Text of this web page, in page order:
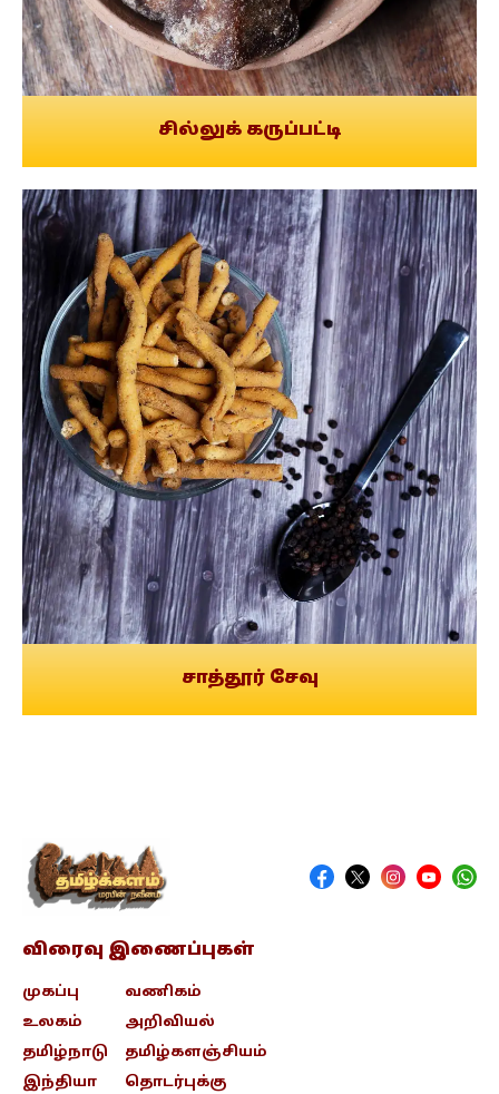
சில்லுக் கருப்பட்டி
சாத்தூர் சேவு
விரைவு இணைப்புகள்
முகப்பு
உலகம்
தமிழ்நாடு
இந்தியா
வணிகம்
அறிவியல்
தமிழ்களஞ்சியம்
தொடர்புக்கு